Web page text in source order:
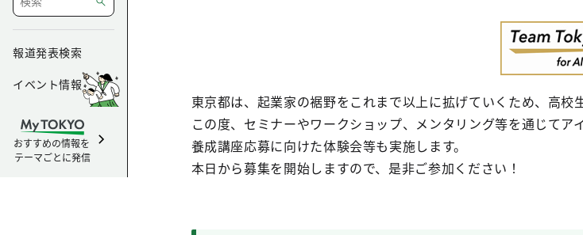
報道発表検索
イベント情報
おすすめの情報を
テーマごとに発信
東京都は、起業家の裾野をこれまで以上に拡げていくため、高校
この度、セミナーやワークショップ、メンタリング等を通じてア
養成講座応募に向けた体験会等も実施します。
本日から募集を開始しますので、是非ご参加ください！